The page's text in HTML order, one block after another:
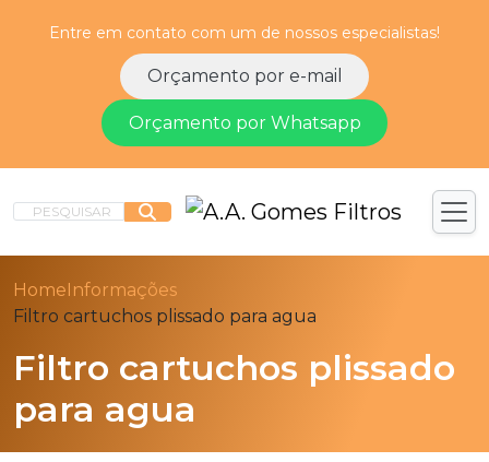
Entre em contato com um de nossos especialistas!
Orçamento por e-mail
Orçamento por Whatsapp
PESQUISAR
HomeInformações
Filtro cartuchos plissado para agua
Filtro cartuchos plissado
para agua